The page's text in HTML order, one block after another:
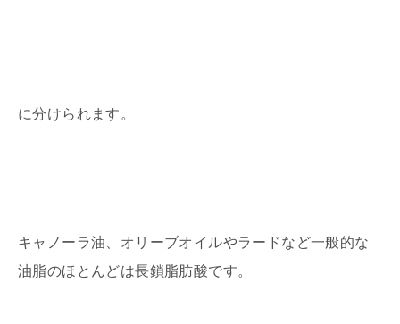
に分けられます。
キャノーラ油、オリーブオイルやラードなど一般的な
油脂のほとんどは長鎖脂肪酸です。